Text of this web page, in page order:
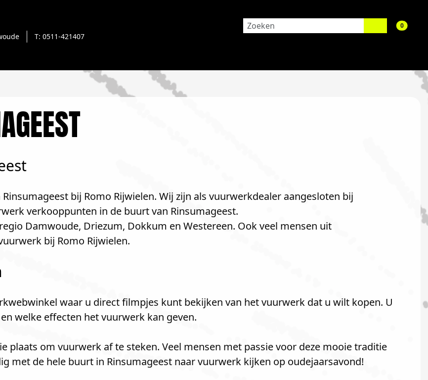
T: 0511-421407
0aantal
bij Romo Rijwielen. Wij zijn als vuurwerkdealer aangesloten bij
verkooppunten in de buurt van Rinsumageest.
Damwoude, Driezum, Dokkum en Westereen. Ook veel mensen uit
bij Romo Rijwielen.
waar u direct filmpjes kunt bekijken van het vuurwerk dat u wilt kopen. U
welke effecten het vuurwerk kan geven.
plaats om vuurwerk af te steken. Veel mensen met passie voor deze mooie traditie
met de hele buurt in Rinsumageest naar vuurwerk kijken op oudejaarsavond!